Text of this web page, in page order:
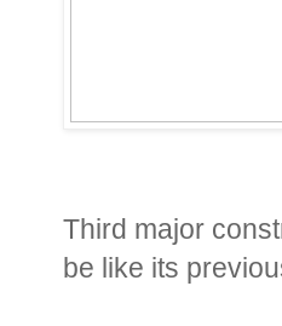
Third major
be like its